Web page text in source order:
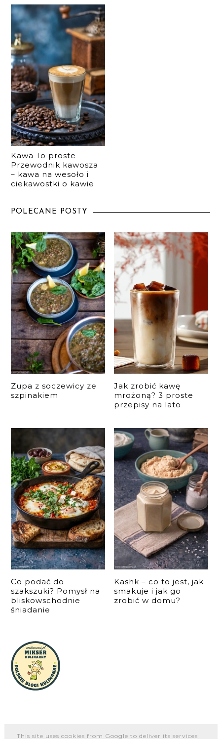
Kawa To proste
Przewodnik kawosza
– kawa na wesoło i
ciekawostki o kawie
POLECANE POSTY
Zupa z soczewicy ze
szpinakiem
Jak zrobić kawę
mrożoną? 3 proste
przepisy na lato
Co podać do
szakszuki? Pomysł na
bliskowschodnie
śniadanie
Kashk – co to jest, jak
smakuje i jak go
zrobić w domu?
This site uses cookies from Google to deliver its services